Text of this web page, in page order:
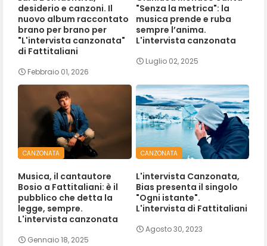
desiderio e canzoni. Il
nuovo album raccontato
brano per brano per
"L'intervista canzonata"
di Fattitaliani
Febbraio 01, 2026
"Senza la metrica": la
musica prende e ruba
sempre l’anima.
L'intervista canzonata
Luglio 02, 2025
CANZONATA
Musica, il cantautore
Bosio a Fattitaliani: è il
pubblico che detta la
legge, sempre.
L'intervista canzonata
Gennaio 18, 2025
CANZONATA
L'intervista Canzonata,
Bias presenta il singolo
"Ogni istante".
L'intervista di Fattitaliani
Agosto 30, 2023